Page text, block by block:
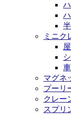
ミニク
マグネ
プーリ
クレー
スプリ